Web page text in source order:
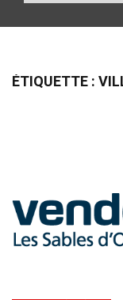
ÉTIQUETTE :